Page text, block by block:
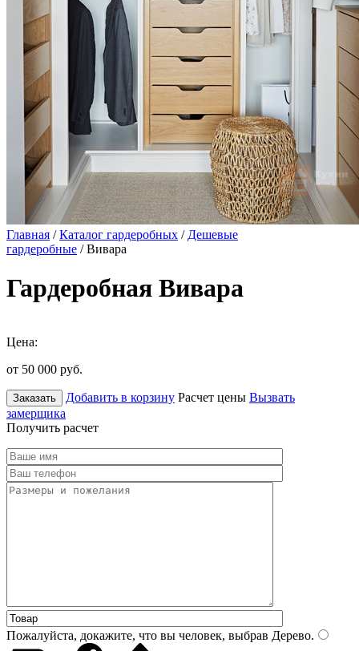
Главная /Каталог гардеробных / Дешевые
гардеробные / Вивара
Гардеробная Вивара
Цена:
от 50 000 руб.
Заказать Добавить в корзину Расчет цены Вызвать
замерщика
Получить расчет
Пожалуйста, докажите, что вы человек, выбрав Дерево.